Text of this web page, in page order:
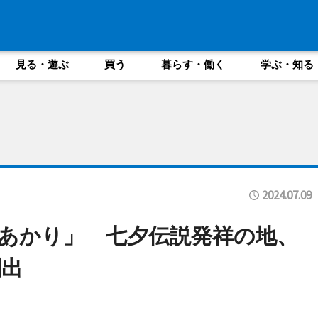
見る・遊ぶ 買う 暮らす・働く 学ぶ・知る
2024.07.09
かり」 七夕伝説発祥の地、